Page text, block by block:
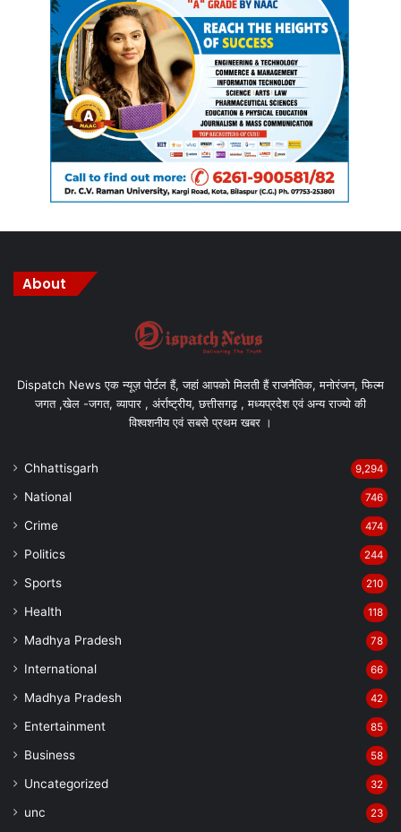
Shelendra Shrivas
About
Dispatch News एक न्यूज़ पोर्टल हैं, जहां आपको मिलती हैं राजनैतिक, मनोरंजन, फिल्म
जगत ,खेल -जगत, व्यापार , अंर्राष्ट्रीय, छत्तीसगढ़ , मध्यप्रदेश एवं अन्य राज्यो की
विश्वशनीय एवं सबसे प्रथम खबर ।
Chhattisgarh 9,294
National 746
Crime 474
Politics 244
Sports 210
Health 118
Madhya Pradesh 78
International 66
Madhya Pradesh 42
Entertainment 85
Business 58
Uncategorized 32
unc 23